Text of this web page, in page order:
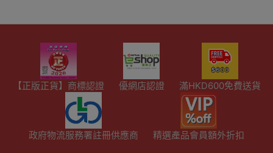
【正版正貨】商標認證 優網店認證 滿HKD600免費送貨
政府物流服務署註冊供應商 精選產品會員額外折扣